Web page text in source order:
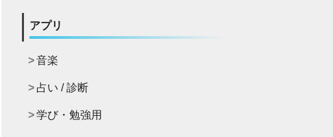
アプリ
音楽
占い / 診断
学び・勉強用